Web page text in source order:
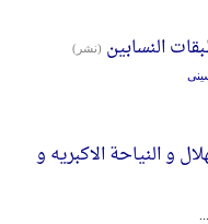
النسابین (نشر)
و النیاحة الاکبریه و